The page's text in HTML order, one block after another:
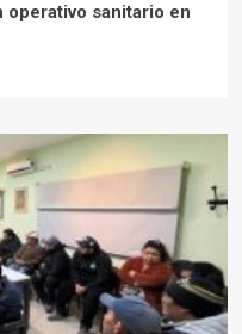
operativo sanitario en